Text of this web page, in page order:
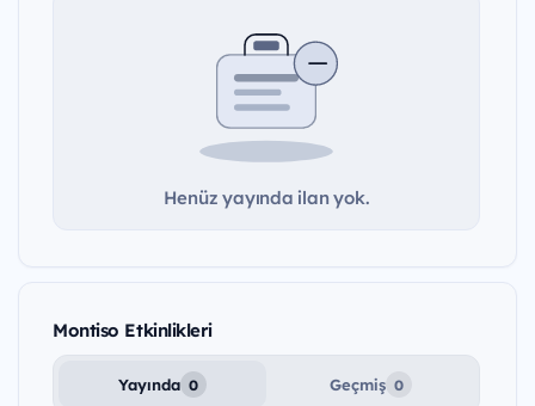
Henüz yayında ilan yok.
Montiso Etkinlikleri
Yayında 0 Geçmiş 0